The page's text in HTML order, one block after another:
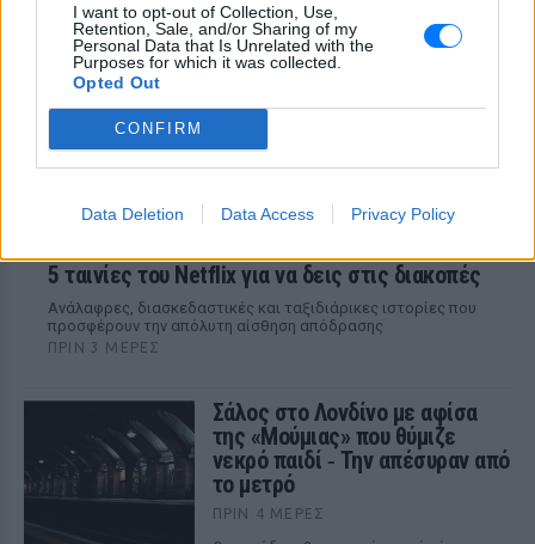
I want to opt-out of Collection, Use,
Retention, Sale, and/or Sharing of my
Personal Data that Is Unrelated with the
Purposes for which it was collected.
Opted Out
CONFIRM
Data Deletion Data Access Privacy Policy
5 ταινίες του Netflix για να δεις στις διακοπές
Aνάλαφρες, διασκεδαστικές και ταξιδιάρικες ιστορίες που
προσφέρουν την απόλυτη αίσθηση απόδρασης
ΠΡΙΝ 3 ΜΈΡΕΣ
Σάλος στο Λονδίνο με αφίσα
της «Μούμιας» που θύμιζε
νεκρό παιδί ‑ Την απέσυραν από
το μετρό
ΠΡΙΝ 4 ΜΈΡΕΣ